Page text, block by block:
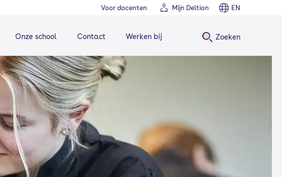
Voor docenten Mijn Deltion EN
Onze school Contact Werken bij Zoeken